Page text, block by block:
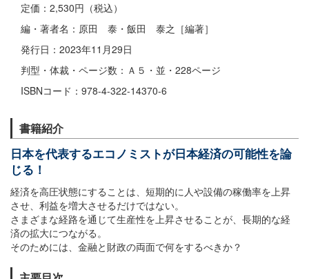
定価：2,530円（税込）
編・著者名：原田 泰・飯田 泰之［編著］
発行日：2023年11月29日
判型・体裁・ページ数：Ａ５・並・228ページ
ISBNコード：978-4-322-14370-6
書籍紹介
日本を代表するエコノミストが日本経済の可能性を論
じる！
経済を高圧状態にすることは、短期的に人や設備の稼働率を上昇
させ、利益を増大させるだけではない。
さまざまな経路を通じて生産性を上昇させることが、長期的な経
済の拡大につながる。
そのためには、金融と財政の両面で何をするべきか？